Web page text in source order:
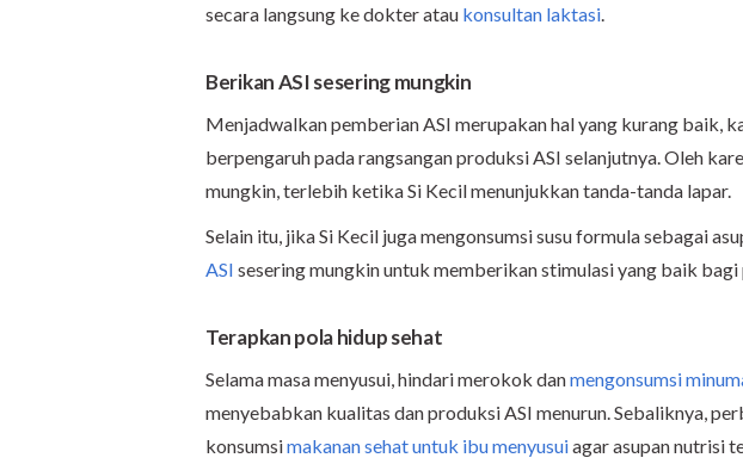
secara langsung ke dokter atau konsultan laktasi.
Berikan ASI sesering mungkin
Menjadwalkan pemberian ASI merupakan hal yang kurang baik,
berpengaruh pada rangsangan produksi ASI selanjutnya. Oleh
mungkin, terlebih ketika Si Kecil menunjukkan tanda-tanda lapar.
Selain itu, jika Si Kecil juga mengonsumsi susu formula sebagai
ASI sesering mungkin untuk memberikan stimulasi yang baik bagi
Terapkan pola hidup sehat
Selama masa menyusui, hindari merokok danmengonsumsi
menyebabkan kualitas dan produksi ASI menurun. Sebaliknya,
konsumsimakanan sehat untuk ibu menyusuiagar asupan nutrisi